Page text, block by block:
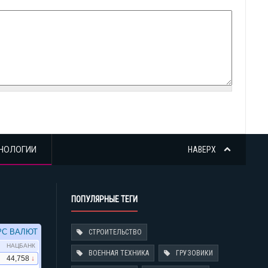
НАВЕРХ
ПОПУЛЯРНЫЕ ТЕГИ
СТРОИТЕЛЬСТВО
ВОЕННАЯ ТЕХНИКА ГРУЗОВИКИ